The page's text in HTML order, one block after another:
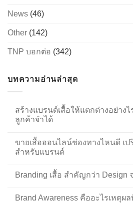
News (46)
Other (142)
TNP บอกต่อ (342)
บทความอ่านล่าสุด
สร้างแบรนด์เสื้อให้แตกต่างอย่าง
ลูกค้าจำได้
ขายเสื้อออนไลน์ช่องทางไหนดี เ
สำหรับแบรนด์
Branding เสื้อ สำคัญกว่า Design
Brand Awareness คืออะไรเหตุ